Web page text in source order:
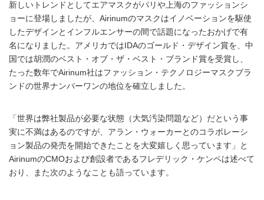
新しいトレンドとしてエアマスクがパリや上海のファッションシ
ョーに登場しましたが、Airinumのマスクはイノベーションを駆使
したデザインとインフルエンサーの間で話題になったおかげで有
名になりました。アメリカではIDAのゴールド・デザイン賞を、中
国では胡潤のベスト・オブ・ザ・ベスト・ブランド賞を受賞し、
たった数年でAirinum社はファッション・テクノロジーマスクブラ
ンドの世界ナンバーワンの地位を確立しました。
「世界は弊社製品が必要な状態（大気汚染問題など）だという事
実に不満はあるのですが、アラン・ウォーカーとのコラボレーシ
ョン製品の発売を開始できたことを大変嬉しく思っています」と
AirinumのCMOおよび創設者であるフレデリック・ケンペは述べて
おり、また次のようなことも語っています。